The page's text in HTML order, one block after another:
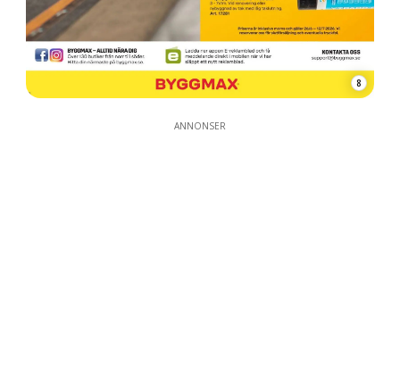
8
ANNONSER